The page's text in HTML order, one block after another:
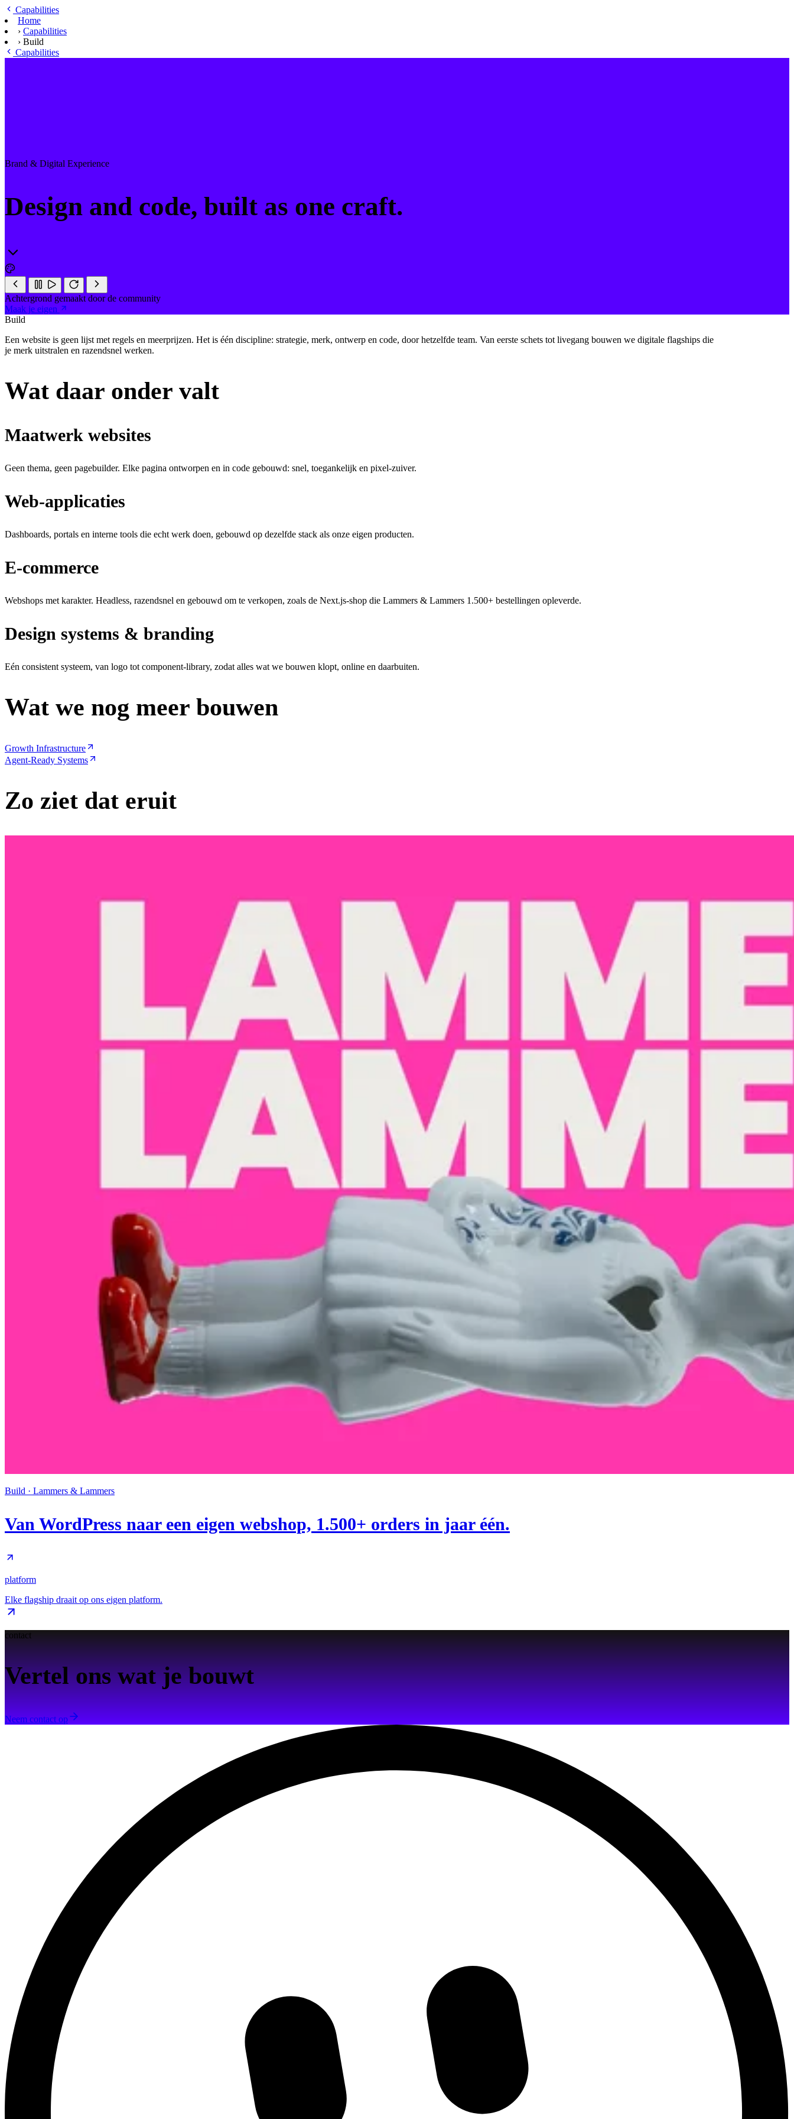
Ga naar hoofdinhoud
Capabilities
Home
› Capabilities
› Build
Capabilities
Brand & Digital Experience
Design and code, built as one craft.
Achtergrond gemaakt door de community
Maak je eigen
Build
Een website is geen lijst met regels en meerprijzen. Het is één discipline: strategie, merk, ontwerp en code, door hetzelfde team. Van eerste schets tot livegang bouwen we digitale flagships die
je merk uitstralen en razendsnel werken.
Wat daar onder valt
Maatwerk websites
Geen thema, geen pagebuilder. Elke pagina ontworpen en in code gebouwd: snel, toegankelijk en pixel-zuiver.
Web-applicaties
Dashboards, portals en interne tools die echt werk doen, gebouwd op dezelfde stack als onze eigen producten.
E-commerce
Webshops met karakter. Headless, razendsnel en gebouwd om te verkopen, zoals de Next.js-shop die Lammers & Lammers 1.500+ bestellingen opleverde.
Design systems & branding
Eén consistent systeem, van logo tot component-library, zodat alles wat we bouwen klopt, online en daarbuiten.
Wat we nog meer bouwen
Growth Infrastructure
Agent-Ready Systems
Zo ziet dat eruit
Build · Lammers & Lammers
Van WordPress naar een eigen webshop, 1.500+ orders in jaar één.
platform
Elke flagship draait op ons eigen platform.
contact
Vertel ons wat je bouwt
Neem contact op